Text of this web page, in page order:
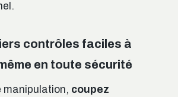
contrôles faciles à
en toute sécurité
manipulation, coupez